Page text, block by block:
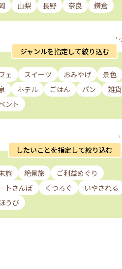
山梨 長野 奈良 鎌倉
ジャンルを指定して絞り込む
ェ スイーツ おみやげ
景色
ホテル ごはん パン
雑貨
ント
したいことを指定して絞り込む
旅 絶景旅
ご利益めぐり
トさんぽ
くつろぐ
いやされる
うび